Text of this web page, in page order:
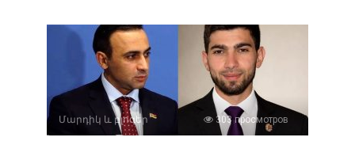
Մարդիկ և բլոգեր 303 просмотров